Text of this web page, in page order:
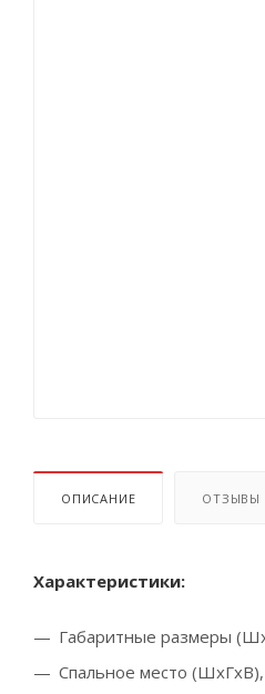
ОПИСАНИЕ ОТЗЫВЫ
Характеристики:
Габаритные размеры
Спальное место